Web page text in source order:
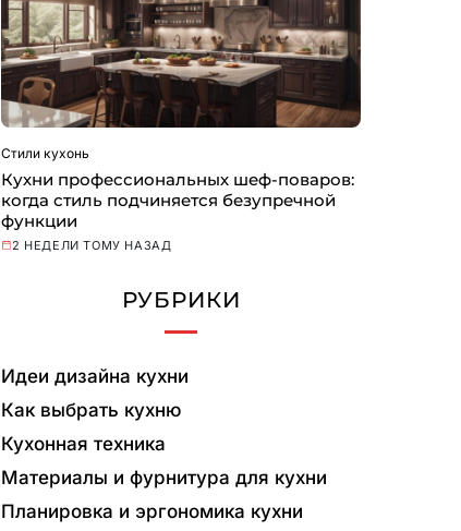
Стили кухонь
Кухни профессиональных шеф-поваров:
когда стиль подчиняется безупречной
функции
2 НЕДЕЛИ ТОМУ НАЗАД
РУБРИКИ
Идеи дизайна кухни
Как выбрать кухню
Кухонная техника
Материалы и фурнитура для кухни
Планировка и эргономика кухни